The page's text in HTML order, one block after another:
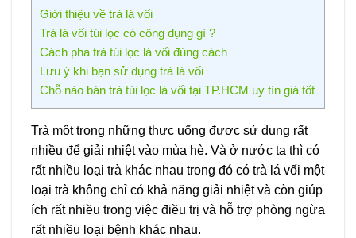
Giới thiệu về trà lá vối
Trà lá vối túi lọc có công dụng gì ?
Cách pha trà túi lọc lá vối đúng cách
Lưu ý khi bạn sử dụng trà lá vối
Chỗ nào bán trà túi lọc lá vối tại TP.HCM uy tín giá tốt
Trà một trong những thực uống được sử dụng rất
nhiều để giải nhiệt vào mùa hè. Và ở nước ta thì có
rất nhiều loại trà khác nhau trong đó có trà lá vối một
loại trà không chỉ có khả năng giải nhiệt và còn giúp
ích rất nhiều trong việc điều trị và hỗ trợ phòng ngừa
rất nhiều loại bệnh khác nhau.